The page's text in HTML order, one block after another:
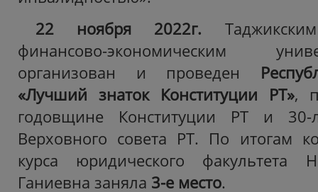
22 ноября 2022г.
финансово-экономическим
организован и проведен
«Лучший знаток Конституции РТ»,
годовщине Конституции РТ и 30-
Верховного совета РТ. По итогам
курса юридического факультета
Ганиевна заняла 3-е место.